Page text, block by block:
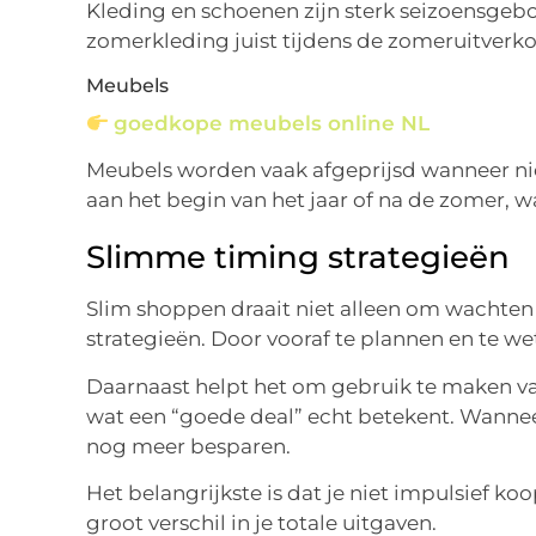
Kleding en schoenen zijn sterk
zomerkleding juist tijdens de
Meubels
goedkope meubels online NL
Meubels worden vaak afgeprijsd wanneer
aan het begin van het jaar of na de zomer,
Slimme timing strategieën
Slim shoppen draait niet alleen om
strategieën. Door vooraf te plannen en te
Daarnaast helpt het om gebruik te maken
wat een “goede deal” echt betekent.
nog meer besparen.
Het belangrijkste is dat je niet impulsief
groot verschil in je totale uitgaven.